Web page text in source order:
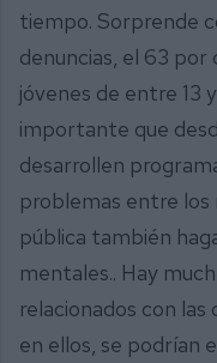
tiempo. Sorprende
denuncias, el 63
jóvenes de entre 13
importante que
desarrollen
problemas entre los
pública también
mentales.. Hay
relacionados con las
en ellos, se podrían